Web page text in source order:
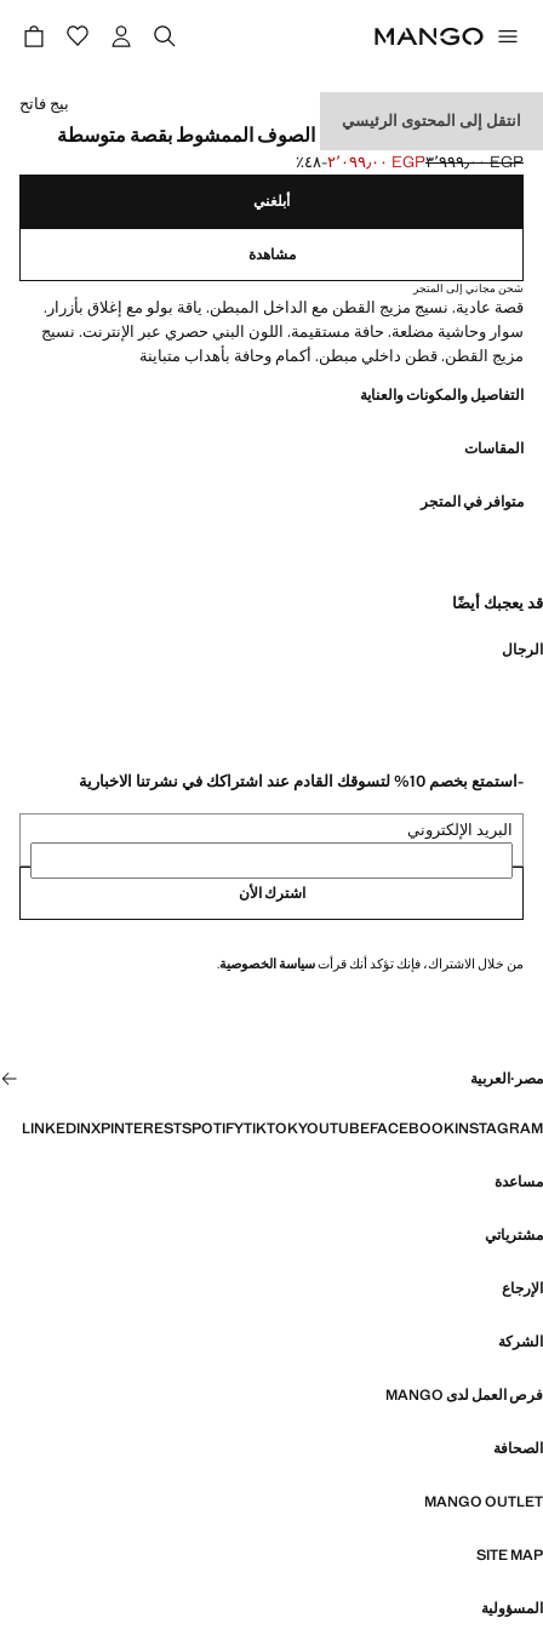
انتقل إلى المحتوى الرئيسي
سترة رياضية بياقة بولو من الصوف الممشوط بقصة متوسطة
السعر الأول محذوف [EGP ٣٬٩٩٩٫٠٠ ]
EGP ٣٬٩٩٩٫٠٠
السعر الحالي [EGP ٢٬٠٩٩٫٠٠ ] EGP ٢٬٠٩٩٫٠٠ ؜-٤٨٪؜
حدد اللون
بيج فاتح
أبلغني
مشاهدة
شحن مجاني إلى المتجر
قصة عادية. نسيج مزيج القطن مع الداخل المبطن. ياقة بولو مع إغلاق بأزرار.
سوار وحاشية مضلعة. حافة مستقيمة. اللون البني حصري عبر الإنترنت. نسيج
مزيج القطن. قطن داخلي مبطن. أكمام وحافة بأهداب متباينة
التفاصيل والمكونات والعناية
المقاسات
متوافر في المتجر
قد يعجبك أيضًا
الرجال
-استمتع بخصم 10% لتسوقك القادم عند اشتراكك في نشرتنا الاخبارية
البريد الإلكتروني
اشترك الأن
من خلال الاشتراك، فإنك تؤكد أنك قرأتسياسة الخصوصية.
مصر ·العربية
INSTAGRAM
FACEBOOK
YOUTUBE
TIKTOK
SPOTIFY
PINTEREST
X
LINKEDIN
مساعدة
مشترياتي
الإرجاع
الشركة
فرص العمل لدى MANGO
الصحافة
MANGO OUTLET
SITE MAP
المسؤولية